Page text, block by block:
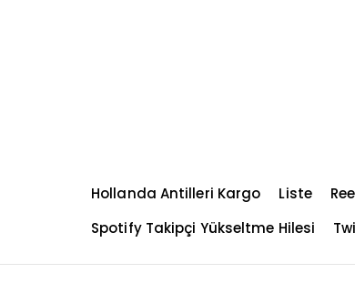
t
Hollanda Antilleri Kargo Liste
Spotify Takipçi Yükseltme Hilesi